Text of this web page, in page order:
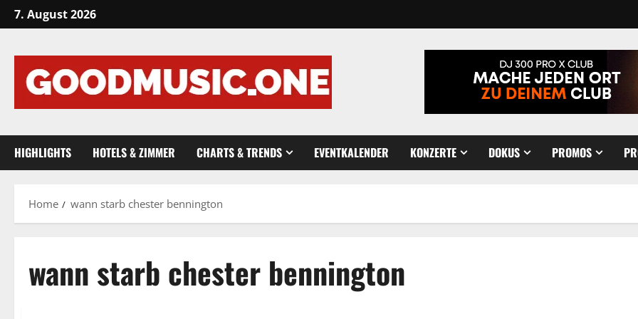
Skip
to
7. August 2026
HIGHLIGHTS HOTELS & ZIMMER CHARTS & TRENDS EVENTKALENDER KONZERTE DOKUS PROMOS
Home wann starb chester bennington
wann starb chester bennington